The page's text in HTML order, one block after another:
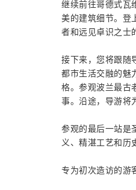
继续前往哥德式瓦
美的建筑细节。登
者和远见卓识之士
接下来，您将跟随
都市生活交融的魅
格。参观波兰最古
事。沿途，导游将
参观的最后一站是
义、精湛工艺和历
专为初次造访的游